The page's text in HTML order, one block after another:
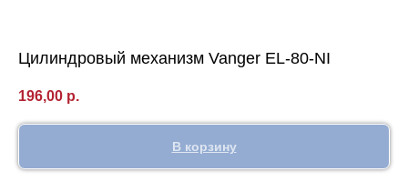
Цилиндровый механизм Vanger EL-80-NI
196,00 р.
В корзину